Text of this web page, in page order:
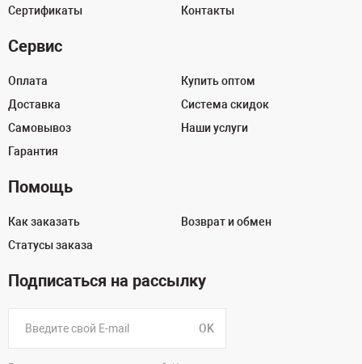
Сертификаты
Контакты
Сервис
Оплата
Доставка
Самовывоз
Гарантия
Купить оптом
Система скидок
Наши услуги
Помощь
Как заказать
Статусы заказа
Возврат и обмен
Подписаться на рассылку
OK